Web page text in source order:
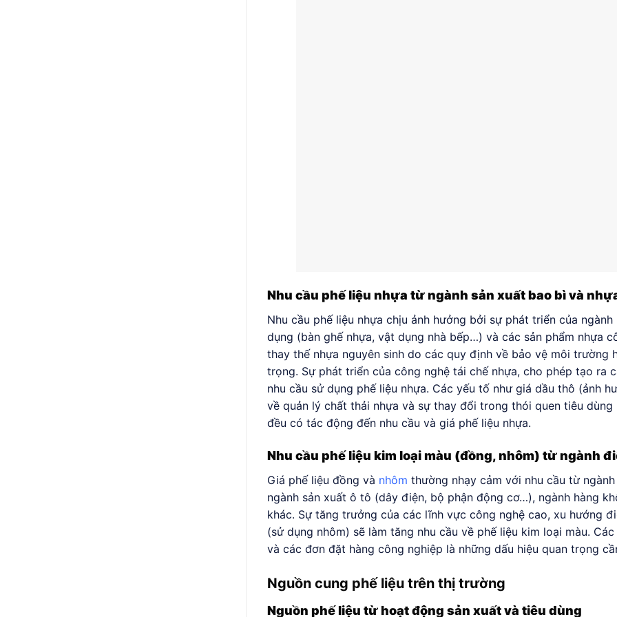
Nhu cầu phế liệu nhựa từ ngành sản xuất bao bì và
Nhu cầu phế liệu nhựa chịu ảnh hưởng bởi sự phát triển của
dụng (bàn ghế nhựa, vật dụng nhà bếp…) và các sản phẩm nhựa
thay thế nhựa nguyên sinh do các quy định về bảo vệ môi
trọng. Sự phát triển của công nghệ tái chế nhựa, cho phép tạo ra
nhu cầu sử dụng phế liệu nhựa. Các yếu tố như giá dầu thô (ảnh
về quản lý chất thải nhựa và sự thay đổi trong thói quen tiêu
đều có tác động đến nhu cầu và giá phế liệu nhựa.
Nhu cầu phế liệu kim loại màu (đồng, nhôm) từ ngành
Giá phế liệu đồng và nhôm thường nhạy cảm với nhu cầu từ
ngành sản xuất ô tô (dây điện, bộ phận động cơ…), ngành hàng
khác. Sự tăng trưởng của các lĩnh vực công nghệ cao, xu hướng
(sử dụng nhôm) sẽ làm tăng nhu cầu về phế liệu kim loại màu.
và các đơn đặt hàng công nghiệp là những dấu hiệu quan trọng
Nguồn cung phế liệu trên thị trường
Nguồn phế liệu từ hoạt động sản xuất và tiêu dùng